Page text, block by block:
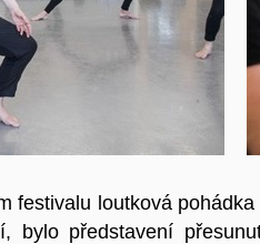
festivalu loutková
bylo představení